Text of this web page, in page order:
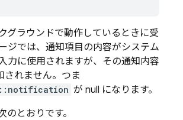
グラウンドで動作しているときに受
ジでは、通知項目の内容がシステム
力に使用されますが、その通知内容
されません。つま
が null になります。
のとおりです。